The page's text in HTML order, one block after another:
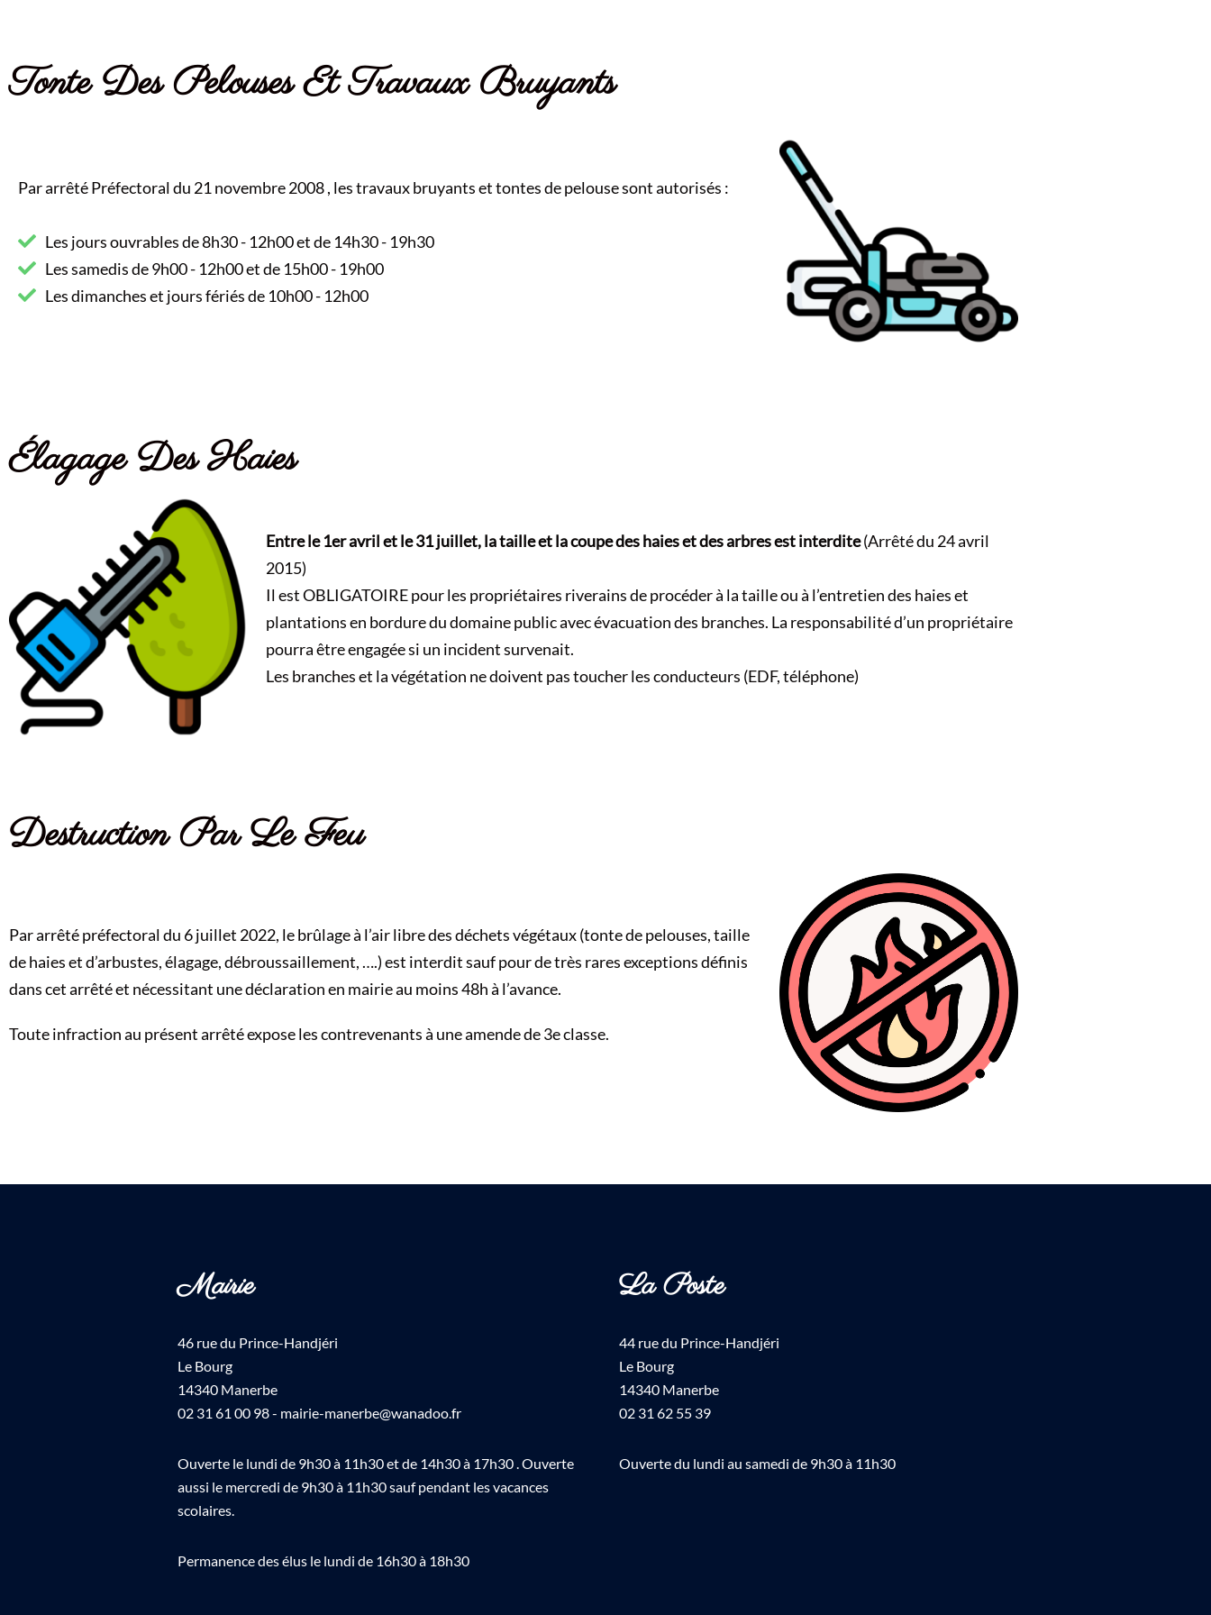
Tonte Des Pelouses Et Travaux Bruyants
Par arrêté Préfectoral du 21 novembre 2008 , les travaux bruyants et tontes de pelouse sont autorisés :
Les jours ouvrables de 8h30 - 12h00 et de 14h30 - 19h30
Les samedis de 9h00 - 12h00 et de 15h00 - 19h00
Les dimanches et jours fériés de 10h00 - 12h00
Élagage Des Haies
Entre le 1er avril et le 31 juillet, la taille et la coupe des haies et des arbres est interdite(Arrêté du 24 avril
2015)
Il est OBLIGATOIRE pour les propriétaires riverains de procéder à la taille ou à l’entretien des haies et
plantations en bordure du domaine public avec évacuation des branches. La responsabilité d’un propriétaire
pourra être engagée si un incident survenait.
Les branches et la végétation ne doivent pas toucher les conducteurs (EDF, téléphone)
Destruction Par Le Feu
Par arrêté préfectoral du 6 juillet 2022, le brûlage à l’air libre des déchets végétaux (tonte de pelouses, taille
de haies et d’arbustes, élagage, débroussaillement, ….) est interdit sauf pour de très rares exceptions définis
dans cet arrêté et nécessitant une déclaration en mairie au moins 48h à l’avance.
Toute infraction au présent arrêté expose les contrevenants à une amende de 3e classe.
Mairie
46 rue du Prince-Handjéri
Le Bourg
14340 Manerbe
02 31 61 00 98 - mairie-manerbe@wanadoo.fr
Ouverte le lundi de 9h30 à 11h30 et de 14h30 à 17h30 . Ouverte
aussi le mercredi de 9h30 à 11h30 sauf pendant les vacances
scolaires.
Permanence des élus le lundi de 16h30 à 18h30
La Poste
44 rue du Prince-Handjéri
Le Bourg
14340 Manerbe
02 31 62 55 39
Ouverte du lundi au samedi de 9h30 à 11h30